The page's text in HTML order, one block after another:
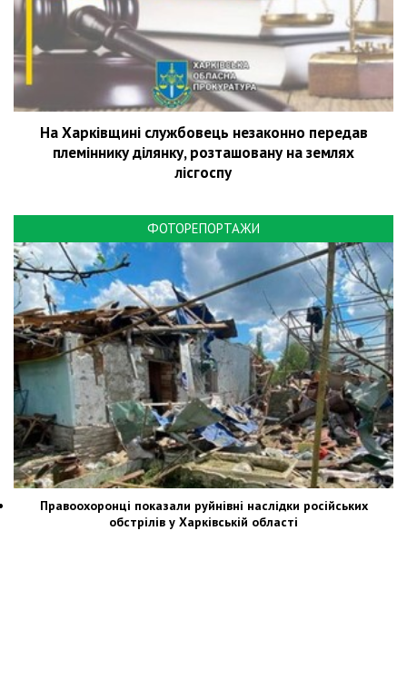
На Харківщині службовець незаконно передав
племіннику ділянку, розташовану на землях
лісгоспу
ФОТОРЕПОРТАЖИ
Правоохоронці показали руйнівні наслідки російських
обстрілів у Харківській області